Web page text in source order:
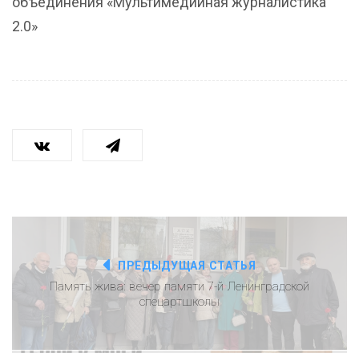
2.0»
ПРЕДЫДУЩАЯ СТАТЬЯ
Память жива: вечер памяти 7-й Ленинградской
спецартшколы